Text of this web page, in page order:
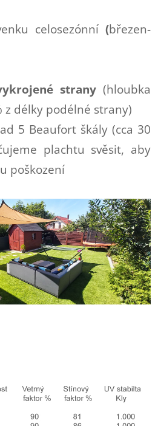
celosezónní(březen-
strany(hloubka
z délky podélné strany)
5 Beaufort škály (cca 30
plachtu svěsit, aby
poškození